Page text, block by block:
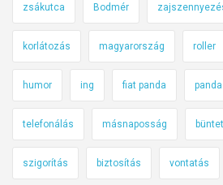
zsákutca Bodmér
korlátozás magyarország roller
humor ing fiat panda
telefonálás másnaposság
szigorítás biztosítás vontatás